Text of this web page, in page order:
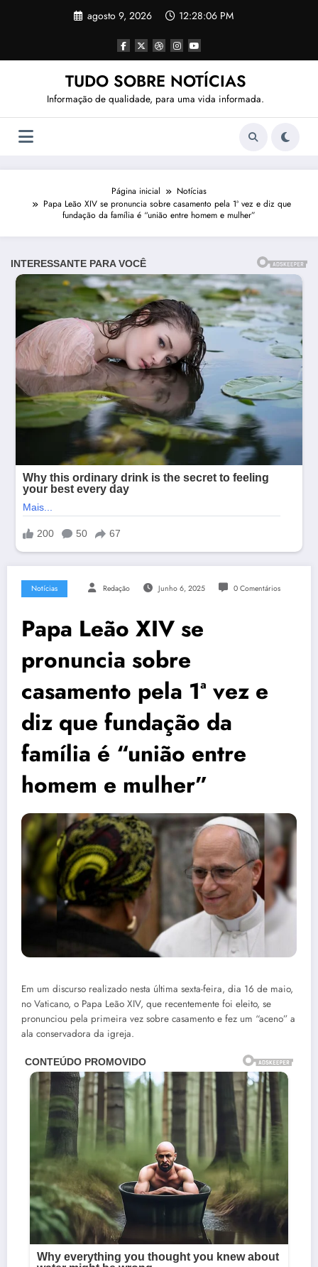
agosto 9, 2026 12:28:08 PM
TUDO SOBRE NOTÍCIAS
Informação de qualidade, para uma vida informada.
Página inicial
Notícias
Papa Leão XIV se pronuncia sobre casamento pela 1ª vez e diz que
fundação da família é “união entre homem e mulher”
Notícias Redação Junho 6, 2025 0 Comentários
Papa Leão XIV se
pronuncia sobre
casamento pela 1ª vez e
diz que fundação da
família é “união entre
homem e mulher”
Em um discurso realizado nesta última sexta-feira, dia 16 de maio,
no Vaticano, o Papa Leão XIV, que recentemente foi eleito, se
pronunciou pela primeira vez sobre casamento e fez um “aceno” a
ala conservadora da igreja.